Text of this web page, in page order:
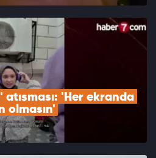
'Her ekranda
olmasın'